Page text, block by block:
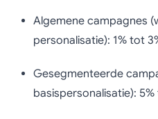
Algemene campagnes
personalisatie): 1% tot
Gesegmenteerde
basispersonalisatie): 5%